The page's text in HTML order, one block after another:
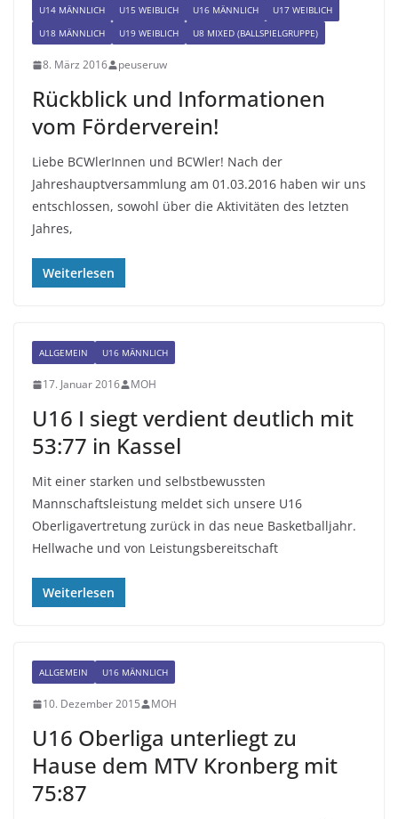
U14 MÄNNLICH
U15 WEIBLICH U16 MÄNNLICH
U17 WEIBLICH
U18 MÄNNLICH
U19 WEIBLICH U8 MIXED (BALLSPIELGRUPPE)
8. März 2016 peuseruw
Rückblick und Informationen
vom Förderverein!
Liebe BCWlerInnen und BCWler! Nach der
Jahreshauptversammlung am 01.03.2016 haben wir uns
entschlossen, sowohl über die Aktivitäten des letzten
Jahres,
Weiterlesen
ALLGEMEIN U16 MÄNNLICH
17. Januar 2016 MOH
U16 I siegt verdient deutlich mit
53:77 in Kassel
Mit einer starken und selbstbewussten
Mannschaftsleistung meldet sich unsere U16
Oberligavertretung zurück in das neue Basketballjahr.
Hellwache und von Leistungsbereitschaft
Weiterlesen
ALLGEMEIN U16 MÄNNLICH
10. Dezember 2015 MOH
U16 Oberliga unterliegt zu
Hause dem MTV Kronberg mit
75:87